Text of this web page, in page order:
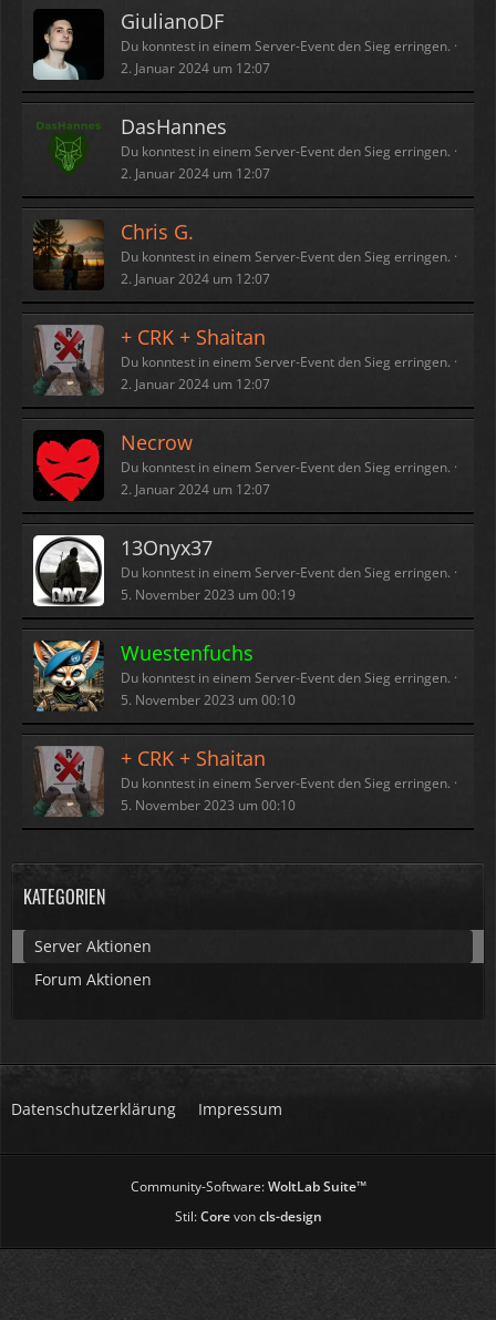
GiulianoDF
Du konntest in einem Server-Event den Sieg erringen.
2. Januar 2024 um 12:07
DasHannes
Du konntest in einem Server-Event den Sieg erringen.
2. Januar 2024 um 12:07
Chris G.
Du konntest in einem Server-Event den Sieg erringen.
2. Januar 2024 um 12:07
+ CRK + Shaitan
Du konntest in einem Server-Event den Sieg erringen.
2. Januar 2024 um 12:07
Necrow
Du konntest in einem Server-Event den Sieg erringen.
2. Januar 2024 um 12:07
13Onyx37
Du konntest in einem Server-Event den Sieg erringen.
5. November 2023 um 00:19
Wuestenfuchs
Du konntest in einem Server-Event den Sieg erringen.
5. November 2023 um 00:10
+ CRK + Shaitan
Du konntest in einem Server-Event den Sieg erringen.
5. November 2023 um 00:10
KATEGORIEN
Server Aktionen
Forum Aktionen
Datenschutzerklärung Impressum
Community-Software:WoltLab Suite™
Stil:Corevoncls-design